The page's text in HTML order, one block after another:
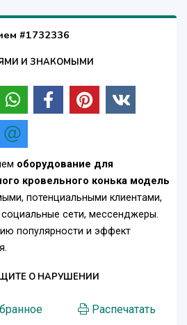
#1732336
И ЗНАКОМЫМИ
оборудование для
кровельного конька модель
потенциальными клиентами,
социальные сети, мессенджеры.
популярности и эффект
О НАРУШЕНИИ
Распечатать